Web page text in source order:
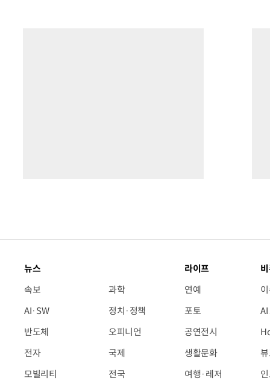
뉴스
속보
AI·SW
반도체
전자
모빌리티
과학
정치·정책
오피니언
국제
전국
라이프
연예
포토
공연전시
생활문화
여행·레저